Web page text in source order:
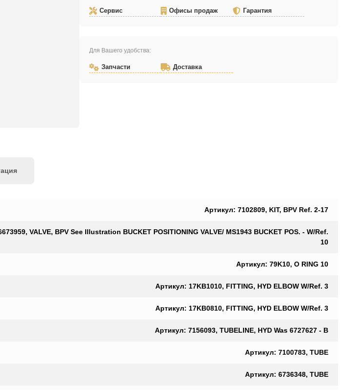
Сервис Офисы продаж Гарантия
Для Вашего удобства:
Запчасти Доставка
Артикул: 7102809, KIT, BPV Ref. 2-17
VALVE, BPV See Illustration BUCKET POSITIONING VALVE/ MS1943 BUCKET POS. - W/Ref.
10
Артикул: 79K10, O RING 10
Артикул: 17KB1010, FITTING, HYD ELBOW W/Ref. 3
Артикул: 17KB0810, FITTING, HYD ELBOW W/Ref. 3
Артикул: 7156093, TUBELINE, HYD Was 6727627 - B
Артикул: 7100783, TUBE
Артикул: 6736348, TUBE